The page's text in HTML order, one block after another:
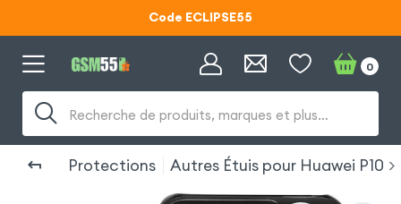
Code ECLIPSE55
Recherche de produits, marques et plus…
0
Protections Autres Étuis pour Huawei P10